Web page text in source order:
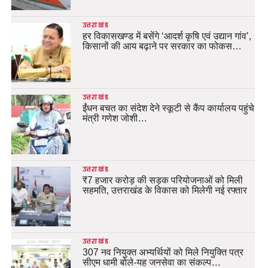
उत्तराखंड
हर विकासखण्ड में बसेंगे ‘आदर्श कृषि एवं उद्यान गांव’,
किसानों की आय बढ़ाने पर सरकार का फोकस…
उत्तराखंड
ईंधन बचत का संदेश देने स्कूटी से कैंप कार्यालय पहुंचे
मंत्री गणेश जोशी…
उत्तराखंड
₹7 हजार करोड़ की सड़क परियोजनाओं को मिली
सहमति, उत्तराखंड के विकास को मिलेगी नई रफ्तार
उत्तराखंड
307 नव नियुक्त अभ्यर्थियों को मिले नियुक्ति पत्र
सीएम धामी बोले-यह जनसेवा का संकल्प…